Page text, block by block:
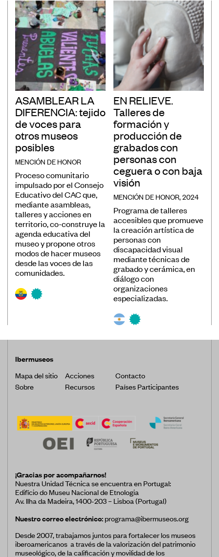
ASAMBLEAR LA
DIFERENCIA: tejido
de voces para
otros museos
posibles
MENCIÓN DE HONOR
Proceso comunitario
impulsado por el Consejo
Educativo del CAC que,
mediante asambleas,
talleres y acciones en
territorio, co-construye la
agenda educativa del
museo y propone otros
modos de hacer museos
desde las voces de las
comunidades.
EN RELIEVE.
Talleres de
formación y
producción de
grabados con
personas con
ceguera o con baja
visión
MENCIÓN DE HONOR, 2024
Programa de talleres
accesibles que promueve
la creación artística de
personas con
discapacidad visual
mediante técnicas de
grabado y cerámica, en
diálogo con
organizaciones
especializadas.
Ibermuseos
Mapa del sitio
Acciones
Contacto
Sobre
Recursos Países Participantes
¡Gracias por acompañarnos!
Nuestra Unidad Técnica se encuentra en Portugal:
Edifício do Museu Nacional de Etnologia
Av. Ilha da Madeira, 1400-203 – Lisboa (Portugal)
Nuestro correo electrónico:programa@ibermuseos.org
Desde 2007, trabajamos juntos para fortalecer los museos
iberoamericanos a través de la valorización del patrimonio
museológico, de la calificación y movilidad de los